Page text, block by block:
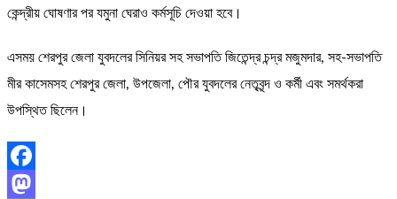
কেন্দ্রীয় ঘোষণার পর যমুনা ঘেরাও কর্মসূচি দেওয়া হবে।
এসময় শেরপুর জেলা যুবদলের সিনিয়র সহ সভাপতি জিতেন্দ্র চন্দ্র মজুমদার, সহ-সভাপতি
মীর কাসেমসহ শেরপুর জেলা, উপজেলা, পৌর যুবদলের নেতৃবৃন্দ ও কর্মী এবং সমর্থকরা
উপস্থিত ছিলেন।
Facebook